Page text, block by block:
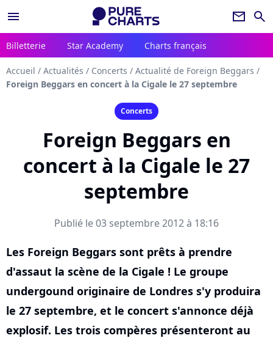
menu newsletter search
Billetterie Star Academy Charts français
Accueil / Actualités / Concerts / Actualité de Foreign Beggars /
Foreign Beggars en concert à la Cigale le 27 septembre
Concerts
Foreign Beggars en
concert à la Cigale le 27
septembre
Publié le 03 septembre 2012 à 18:16
Les Foreign Beggars sont prêts à prendre
d'assaut la scène de la Cigale ! Le groupe
undergound originaire de Londres s'y produira
le 27 septembre, et le concert s'annonce déjà
explosif. Les trois compères présenteront au